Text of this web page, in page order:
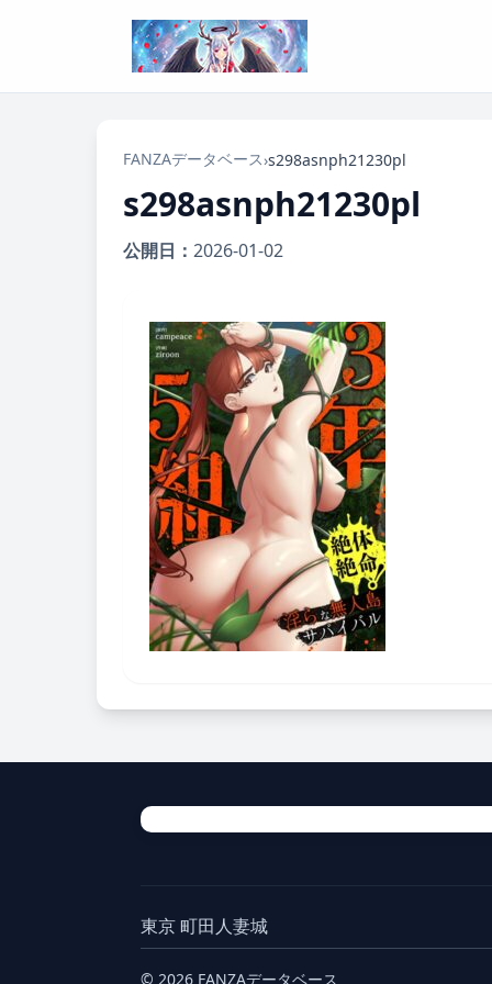
FANZAデータベース›s298asnph21230pl
s298asnph21230pl
公開日： 2026-01-02
東京 町田人妻城
© 2026 FANZAデータベース